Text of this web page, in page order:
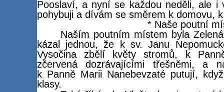
Pooslaví, a nyní se každou neděli, ale
pohybuji a dívám se směrem k domovu,
* Naše poutní
Naším poutním místem byla
kázal jednou, že k sv. Janu
Vysočina zbělí květy stromů, k
zčervená dozrávajícími třešněmi, a
k Panně Marii Nanebevzaté putují,
klasy.